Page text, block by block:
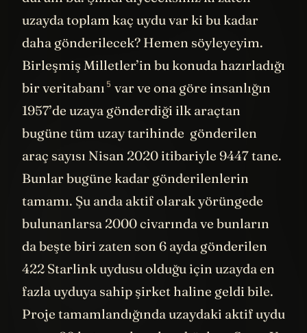
durum bu. Şimdi diyeceksiniz ki zaten
uzayda toplam kaç uydu var ki bu kadar
daha gönderilecek? Hemen söyleyeyim.
Birleşmiş Milletler’in bu konuda hazırladığı
bir veritabanı 5var ve ona göre insanlığın
1957’de uzaya gönderdiği ilk araçtan
bugüne tüm uzay tarihinde gönderilen
araç sayısı Nisan 2020 itibariyle 9447 tane.
Bunlar bugüne kadar gönderilenlerin
tamamı. Şu anda aktif olarak yörüngede
bulunanlarsa 2000 civarında ve bunların
da beşte biri zaten son 6 ayda gönderilen
422 Starlink uydusu olduğu için uzayda en
fazla uyduya sahip şirket haline geldi bile.